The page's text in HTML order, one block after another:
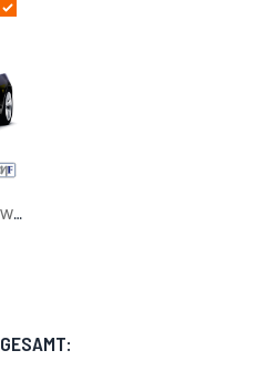
KPMF Premium Cast Vinyl VWS IV K75000
GESAMT: